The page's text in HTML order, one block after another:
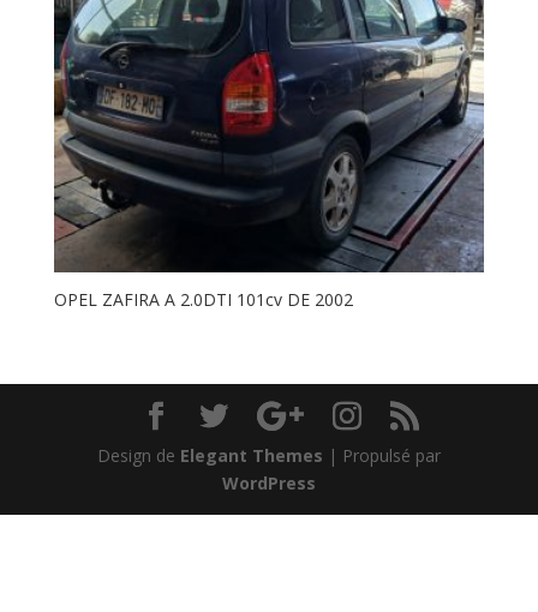
OPEL ZAFIRA A 2.0DTI 101cv DE 2002
Design de Elegant Themes | Propulsé par
WordPress